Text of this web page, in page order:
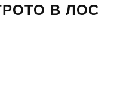
В ЛОС